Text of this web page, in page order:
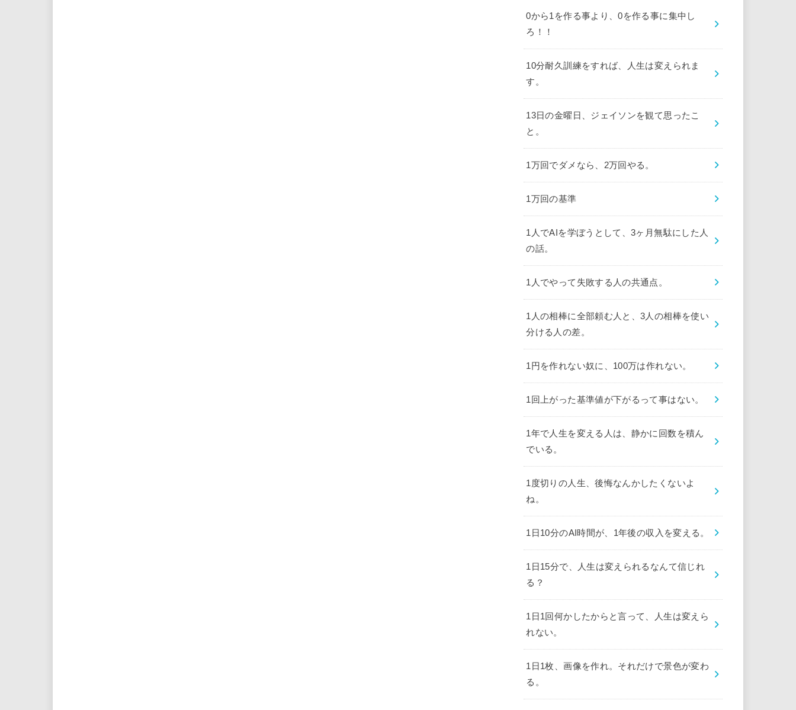
0から1を作る事より、0を作る事に集中し
ろ！！
10分耐久訓練をすれば、人生は変えられま
す。
13日の金曜日、ジェイソンを観て思ったこ
と。
1万回でダメなら、2万回やる。
1万回の基準
1人でAIを学ぼうとして、3ヶ月無駄にした人
の話。
1人でやって失敗する人の共通点。
1人の相棒に全部頼む人と、3人の相棒を使い
分ける人の差。
1円を作れない奴に、100万は作れない。
1回上がった基準値が下がるって事はない。
1年で人生を変える人は、静かに回数を積ん
でいる。
1度切りの人生、後悔なんかしたくないよ
ね。
1日10分のAI時間が、1年後の収入を変える。
1日15分で、人生は変えられるなんて信じれ
る？
1日1回何かしたからと言って、人生は変えら
れない。
1日1枚、画像を作れ。それだけで景色が変わ
る。